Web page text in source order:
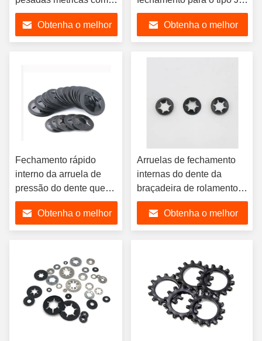
dentes internos
Obtenha o melhor
do RUÍDO 6797 da
segurançaObtenha o melhor
Fechamento rápido
interno da arruela de
pressão do dente que
fixa a arruela de
StarlockObtenha o melhor
Arruelas de fechamento
internas do dente da
braçadeira de rolamento
da arruela de fechamento
da estrela M12
Obtenha o melhor